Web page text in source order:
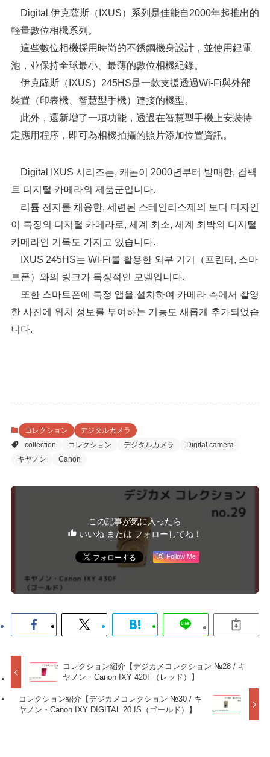
Digital 伊克薩斯（IXUS）系列是佳能自2000年起推出的
輕量數位相機系列。
這些數位相機採用時尚的不銹鋼機身設計，並使用鋰電
池，並保持全球最小、最薄的數位相機紀錄。
伊克薩斯（IXUS）245HS是一款支援透過Wi-Fi與外部
裝置（印表機、智慧型手機）連接的機型。
此外，還新增了一項功能，透過在智慧型手機上安裝特
定應用程序，即可為相機拍攝的照片添加位置資訊。
Digital IXUS 시리즈는, 캐논이 2000년부터 발매한, 컴팩
트 디지털 카메라의 제품군입니다.
리튬 전지를 채용한, 세련된 스테인리스제의 보디 디자인
이 특징의 디지털 카메라로, 세계 최소, 세계 최박의 디지털
카메라인 기록도 가지고 있습니다.
IXUS 245HS는 Wi-Fi를 활용한 외부 기기（프린터, 스마
트폰）와의 링크가 특징적인 모델입니다.
또한 스마트폰에 특정 앱을 설치하여 카메라 측에서 촬영
한 사진에 위치 정보를 부여하는 기능도 새롭게 추가되었습
니다.
コレクション
デジタルカメラ
collection
コレクション デジタルカメラ
Digital camera
キヤノン
Canon
この記事が気に入ったら
いいね または フォローしてね！
Follow Me
コレクション紹介【デジカメコレクション №28 / キ
ヤノン・Canon IXY 420F（レッド）】
コレクション紹介【デジカメコレクション №30 / キ
ヤノン・Canon IXY DIGITAL 20 IS（ゴールド）】